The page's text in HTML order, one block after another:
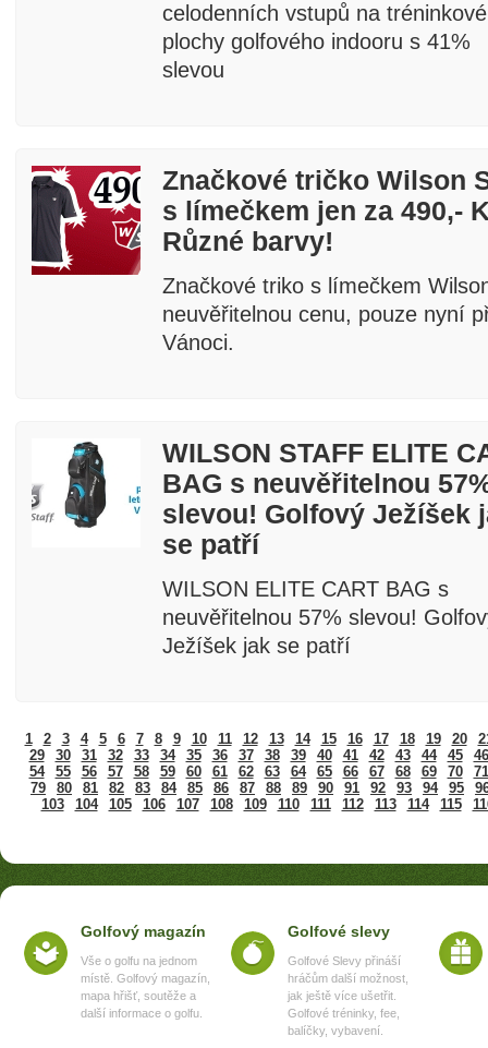
celodenních vstupů na tréninkové
plochy golfového indooru s 41%
slevou
Značkové tričko Wilson
s límečkem jen za 490,-
Různé barvy!
Značkové triko s límečkem
neuvěřitelnou cenu, pouze nyní
Vánoci.
WILSON STAFF ELITE
BAG s neuvěřitelnou
slevou! Golfový Ježíšek
se patří
WILSON ELITE CART BAG s
neuvěřitelnou 57% slevou!
Ježíšek jak se patří
1 2 3 4 5 6 7 8 9 10 11 12 13 14 15 16 17 18 19 20
29
30 31 32 33 34 35 36 37 38 39 40 41 42 43 44 45
46
54
55 56 57 58 59 60 61 62 63 64 65 66 67 68 69 70
71
79
80 81 82 83 84 85 86 87 88 89 90 91 92 93 94 95
103
104 105 106 107 108 109 110 111 112 113 114 115
Golfový magazín
Vše o golfu na jednom
místě. Golfový magazín,
mapa hřišť, soutěže a
další informace o golfu.
Golfové slevy
Golfové Slevy přináší
hráčům další možnost,
jak ještě více ušetřit.
Golfové tréninky, fee,
balíčky, vybavení.